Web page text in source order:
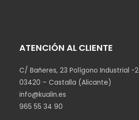
ATENCIÓN AL CLIENTE
C/ Bañeres, 23 Polígono Industrial -2
03420 – Castalla (Alicante)
info@kualin.es
965 55 34 90